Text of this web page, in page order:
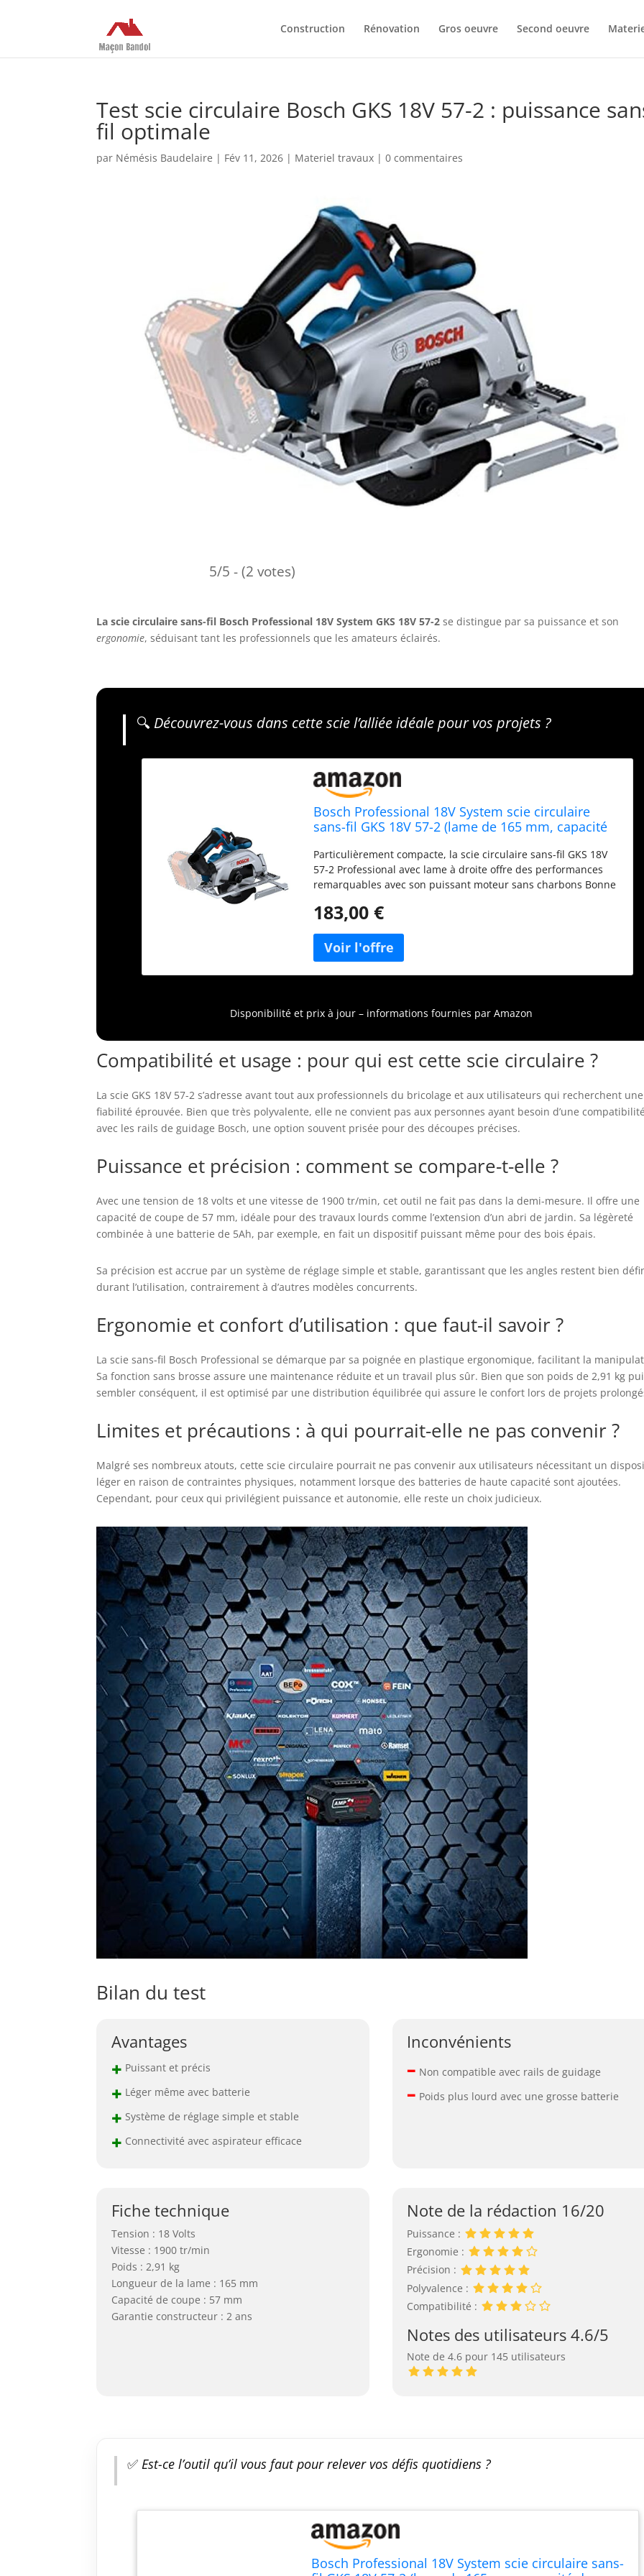
Construction Rénovation Gros oeuvre Second oeuvre
Test scie circulaire Bosch GKS 18V 57-2 : puissance
fil optimale
par Némésis Baudelaire | Fév 11, 2026 | Materiel travaux |0 commentaires
5/5 - (2 votes)
La scie circulaire sans-fil Bosch Professional 18V System GKS 18V 57-2 se distingue par sa puissance et son
ergonomie, séduisant tant les professionnels que les amateurs éclairés.
🔍 Découvrez-vous dans cette scie l’alliée idéale pour vos projets ?
Bosch Professional 18V System scie circulaire
sans-fil GKS 18V 57-2 (lame de 165 mm, capacité
Particulièrement compacte, la scie circulaire sans-fil GKS 18V
57-2 Professional avec lame à droite offre des performances
remarquables avec son puissant moteur sans charbons Bonne
d’aspiration compatible avec tous les aspirateurs Bosch
AMPShare : Les batteries et chargeurs sont entièrement
compatibles avec le Professional 18V System Bosch et avec de
nombreux autres outils de l’Alliance multi-marques AMPShare.
183,00 €
Disponibilité et prix à jour – informations fournies par Amazon
Compatibilité et usage : pour qui est cette scie circulaire ?
La scie GKS 18V 57-2 s’adresse avant tout aux professionnels du bricolage et aux utilisateurs qui recherchent une
fiabilité éprouvée. Bien que très polyvalente, elle ne convient pas aux personnes ayant besoin d’une compatibilité
avec les rails de guidage Bosch, une option souvent prisée pour des découpes précises.
Puissance et précision : comment se compare-t-elle ?
Avec une tension de 18 volts et une vitesse de 1900 tr/min, cet outil ne fait pas dans la demi-mesure. Il offre une
capacité de coupe de 57 mm, idéale pour des travaux lourds comme l’extension d’un abri de jardin. Sa légèreté
combinée à une batterie de 5Ah, par exemple, en fait un dispositif puissant même pour des bois épais.
Sa précision est accrue par un système de réglage simple et stable, garantissant que les angles restent bien
durant l’utilisation, contrairement à d’autres modèles concurrents.
Ergonomie et confort d’utilisation : que faut-il savoir ?
La scie sans-fil Bosch Professional se démarque par sa poignée en plastique ergonomique, facilitant la
Sa fonction sans brosse assure une maintenance réduite et un travail plus sûr. Bien que son poids de 2,91 kg
sembler conséquent, il est optimisé par une distribution équilibrée qui assure le confort lors de projets
Limites et précautions : à qui pourrait-elle ne pas convenir ?
Malgré ses nombreux atouts, cette scie circulaire pourrait ne pas convenir aux utilisateurs nécessitant un
léger en raison de contraintes physiques, notamment lorsque des batteries de haute capacité sont ajoutées.
Cependant, pour ceux qui privilégient puissance et autonomie, elle reste un choix judicieux.
Bilan du test
Avantages
+ Puissant et précis
+ Léger même avec batterie
+ Système de réglage simple et stable
+ Connectivité avec aspirateur efficace
Inconvénients
– Non compatible avec rails de guidage
– Poids plus lourd avec une grosse batterie
Fiche technique
Tension : 18 Volts
Vitesse : 1900 tr/min
Poids : 2,91 kg
Longueur de la lame : 165 mm
Capacité de coupe : 57 mm
Garantie constructeur : 2 ans
Note de la rédaction 16/20
Puissance :
Ergonomie :
Précision :
Polyvalence :
Compatibilité :
Notes des utilisateurs 4.6/5
Note de 4.6 pour 145 utilisateurs
✅ Est-ce l’outil qu’il vous faut pour relever vos défis quotidiens ?
Bosch Professional 18V System scie circulaire sans-